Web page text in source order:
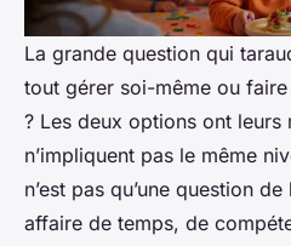
La grande question qui
tout gérer soi-même ou
? Les deux options ont leurs
n’impliquent pas le même
n’est pas qu’une question
affaire de temps, de